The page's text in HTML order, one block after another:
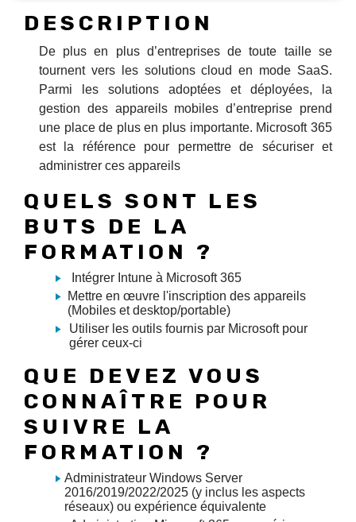
DESCRIPTION
De plus en plus d’entreprises de toute taille se
tournent vers les solutions cloud en mode SaaS.
Parmi les solutions adoptées et déployées, la
gestion des appareils mobiles d’entreprise prend
une place de plus en plus importante. Microsoft 365
est la référence pour permettre de sécuriser et
administrer ces appareils
QUELS SONT LES
BUTS DE LA
FORMATION ?
Intégrer Intune à Microsoft 365
Mettre en œuvre l'inscription des appareils
(Mobiles et desktop/portable)
Utiliser les outils fournis par Microsoft pour
gérer ceux-ci
QUE DEVEZ VOUS
CONNAÎTRE POUR
SUIVRE LA
FORMATION ?
Administrateur Windows Server
2016/2019/2022/2025 (y inclus les aspects
réseaux) ou expérience équivalente